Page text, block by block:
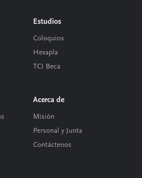
Estudios
Coloquios
Hexapla
TCI Beca
Acerca de
Misión
Personal y Junta
Contáctenos